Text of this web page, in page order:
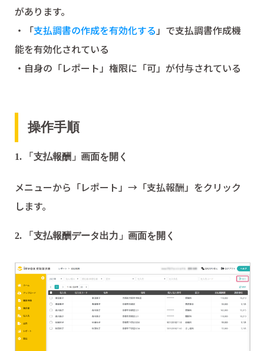
があります。
・「支払調書の作成を有効化する 」で支払調書作成機
能を有効化されている
・自身の「レポート」権限に「可」が付与されている
操作手順
1. 「支払報酬」画面を開く
メニューから「レポート」→「支払報酬」をクリック
します。
2. 「支払報酬データ出力」画面を開く